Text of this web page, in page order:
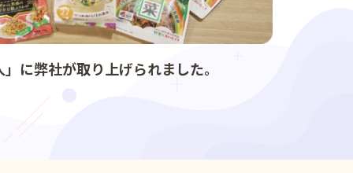
に弊社が取り上げられました。